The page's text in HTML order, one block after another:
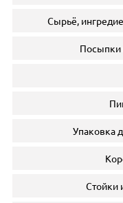
Сырьё,
Посыпки
Упаковка
Стойки